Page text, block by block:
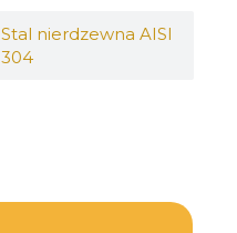
Stal nierdzewna AISI
304